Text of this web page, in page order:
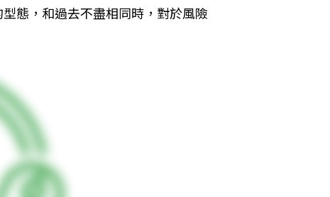
態，和過去不盡相同時，對於風險